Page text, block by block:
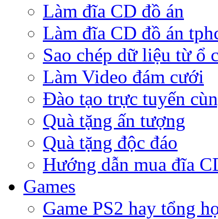
Làm đĩa CD đồ án
Làm đĩa CD đồ án
Sao chép dữ liệu từ ổ
Làm Video đám cưới
Đào tạo trực tuyến
Quà tặng ấn tượng
Quà tặng độc đáo
Hướng dẫn mua đĩa
Games
Game PS2 hay tổng